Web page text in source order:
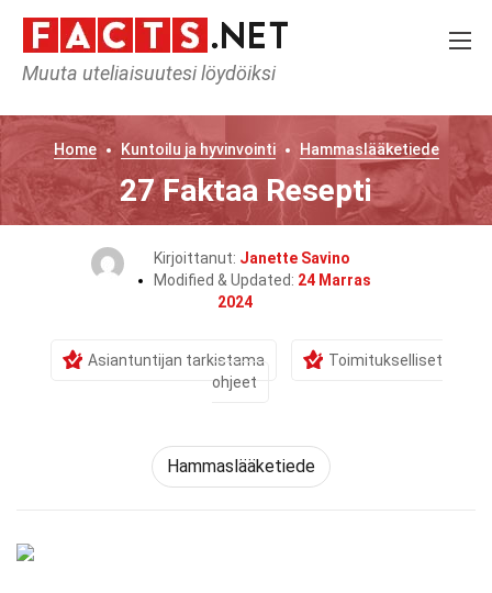
Muuta uteliaisuutesi löydöiksi
Home Kuntoilu ja hyvinvointi Hammaslääketiede
27 Faktaa Resepti
Kirjoittanut: Janette Savino
Modified & Updated: 24 Marras
2024
Asiantuntijan tarkistama
Toimitukselliset
ohjeet
Hammaslääketiede